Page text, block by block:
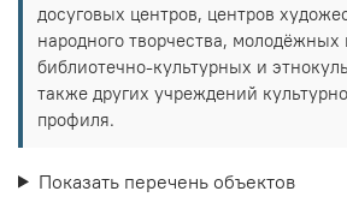
досуговых центров, центров
народного творчества, молодёжных
библиотечно-культурных и
также других учреждений
профиля.
Показать перечень объектов